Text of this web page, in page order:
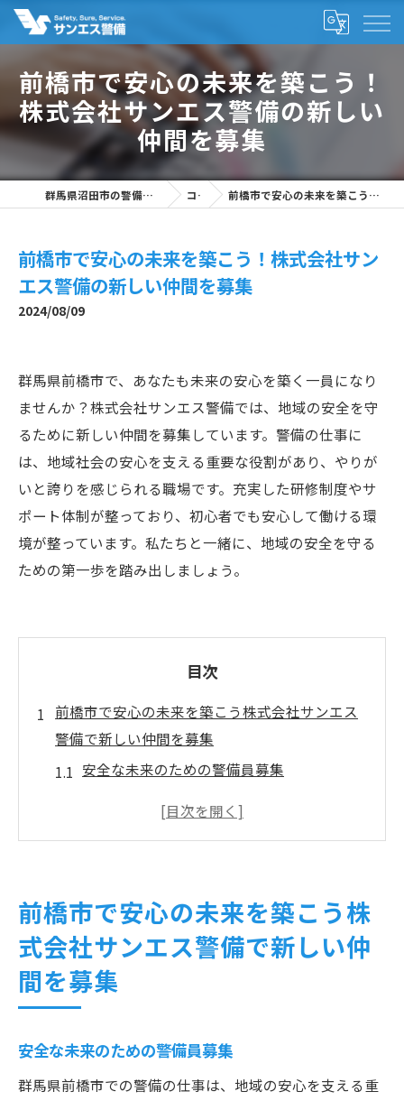
前橋市で安心の未来を築こう！
株式会社サンエス警備の新しい
仲間を募集
群馬県沼田市の警備の求人なら株式会社サンエス警備 コラム 前橋市で安心の未来を築こう！株式会社サンエス警備の新しい仲間を募集
前橋市で安心の未来を築こう！株式会社サン
エス警備の新しい仲間を募集
2024/08/09
群馬県前橋市で、あなたも未来の安心を築く一員になり
ませんか？株式会社サンエス警備では、地域の安全を守
るために新しい仲間を募集しています。警備の仕事に
は、地域社会の安心を支える重要な役割があり、やりが
いと誇りを感じられる職場です。充実した研修制度やサ
ポート体制が整っており、初心者でも安心して働ける環
境が整っています。私たちと一緒に、地域の安全を守る
ための第一歩を踏み出しましょう。
目次
前橋市で安心の未来を築こう株式会社サンエス
警備で新しい仲間を募集
安全な未来のための警備員募集
地域社会の安全を守るための取り組み
応募者へのメッセージと期待すること
地域の信頼を得るための警備の役割
警備というキャリア前橋市で地域の安全を守る
仕事に挑戦
警備員としてのキャリアパス
前橋市で安心の未来を築こう株
式会社サンエス警備で新しい仲
間を募集
安全な未来のための警備員募集
群馬県前橋市での警備の仕事は、地域の安心を支える重